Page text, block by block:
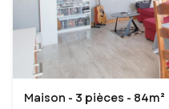
Maison - 3 pièces - 84m²